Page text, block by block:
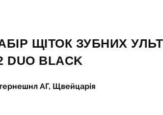
ЩІТОК ЗУБНИХ
BLACK
АГ, Щвейцарія